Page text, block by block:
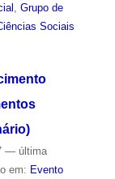
Grupo de
Sociais
— última
em: Evento